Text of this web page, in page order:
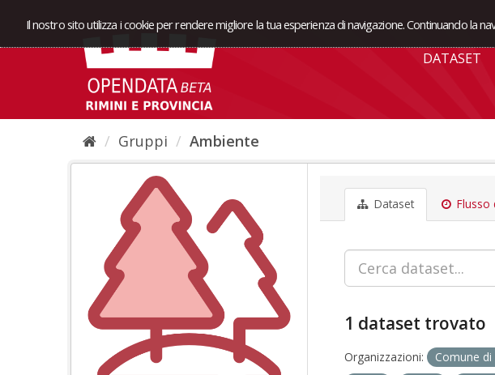
Il nostro sito utilizza i cookie per rendere migliore la tua esperienza di navigazione. Continuando la
DATASET
Gruppi Ambiente
Dataset Flusso
1 dataset trovato
Organizzazioni: Comune di